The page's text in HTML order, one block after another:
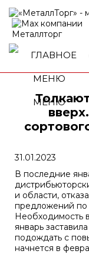
МЕНЮ
31.01.2023
В последние
и области,
предложений по
Необходимость
январь
подождать с
начнется в